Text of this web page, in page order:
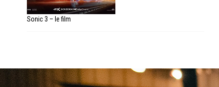
Sonic 3 – le film